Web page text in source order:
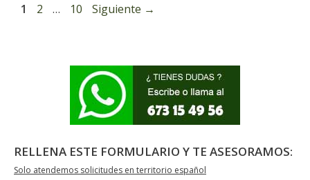
Página
1 Página
2 … Página
10 Siguiente →
RELLENA ESTE FORMULARIO Y TE ASESORAMOS:
Solo atendemos solicitudes en territorio español